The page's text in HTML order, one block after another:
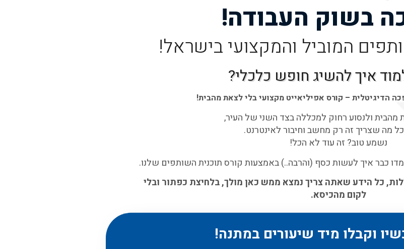
בשוק העבודה!
המוביל והמקצועי בישראל!
איך להשיג חופש כלכלי?
הדיגיטלית – קורס אפיליאייט מקצועי בלי לצאת מהבית!
מהבית ולנסוע רחוק למכללה בצד השני של העיר,
מה שצריך זה רק מחשב וחיבור לאינטרנט.
נשמע טוב? זה עוד לא הכל!
כל הידע שאתה צריך נמצא ממש כאן מולך, בלחיצת כפתור ובלי
לקום מהכיסא.
וקבלו מיד שיעורים במתנה!